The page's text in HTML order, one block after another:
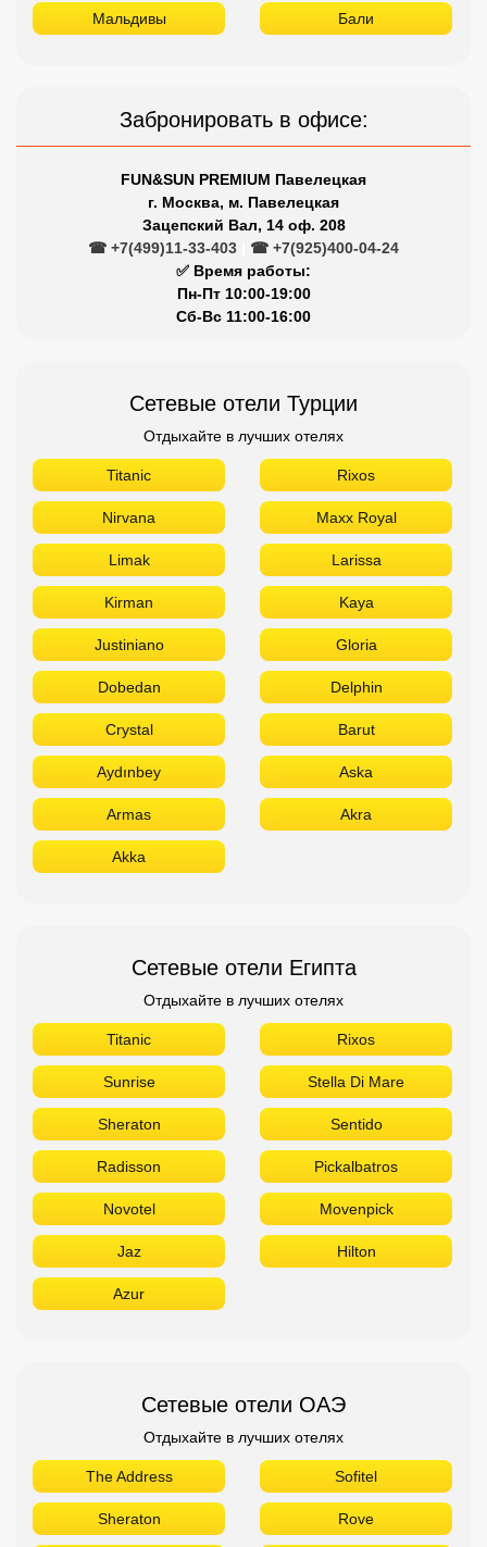
Мальдивы Бали
Забронировать в офисе:
FUN&SUN PREMIUM Павелецкая
г. Москва, м. Павелецкая
Зацепский Вал, 14 оф. 208
☎ +7(499)11-33-403
☎ +7(925)400-04-24
✅ Время работы:
Пн-Пт 10:00-19:00
Сб-Вс 11:00-16:00
Сетевые отели Турции
Отдыхайте в лучших отелях
Titanic Rixos
Nirvana Maxx Royal
Limak Larissa
Kirman Kaya
Justiniano Gloria
Dobedan Delphin
Crystal Barut
Aydınbey Aska
Armas Akra
Akka
Сетевые отели Египта
Отдыхайте в лучших отелях
Titanic Rixos
Sunrise Stella Di Mare
Sheraton Sentido
Radisson Pickalbatros
Novotel Movenpick
Jaz Hilton
Azur
Сетевые отели ОАЭ
Отдыхайте в лучших отелях
The Address Sofitel
Sheraton Rove